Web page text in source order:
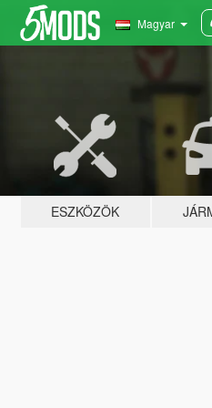
Magyar
ESZKÖZÖK